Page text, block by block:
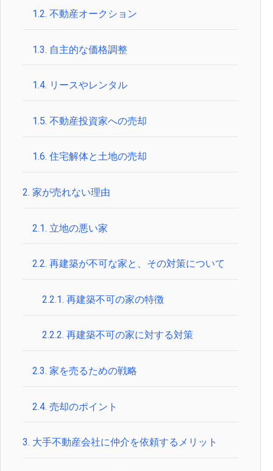
1.2. 不動産オークション
1.3. 自主的な価格調整
1.4. リースやレンタル
1.5. 不動産投資家への売却
1.6. 住宅解体と土地の売却
2. 家が売れない理由
2.1. 立地の悪い家
2.2. 再建築が不可な家と、その対策について
2.2.1. 再建築不可の家の特徴
2.2.2. 再建築不可の家に対する対策
2.3. 家を売るための戦略
2.4. 売却のポイント
3. 大手不動産会社に仲介を依頼するメリット